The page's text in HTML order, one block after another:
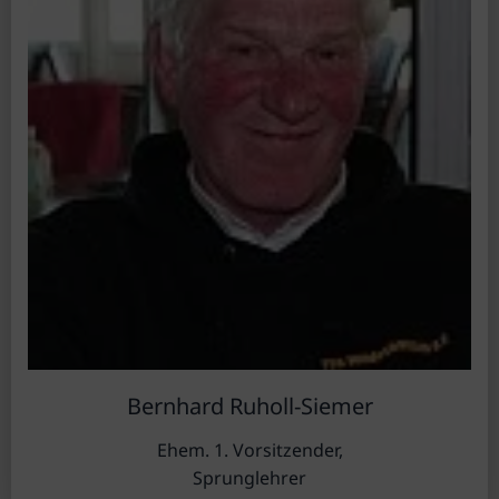
Bernhard Ruholl-Siemer
Ehem. 1. Vorsitzender,
Sprunglehrer